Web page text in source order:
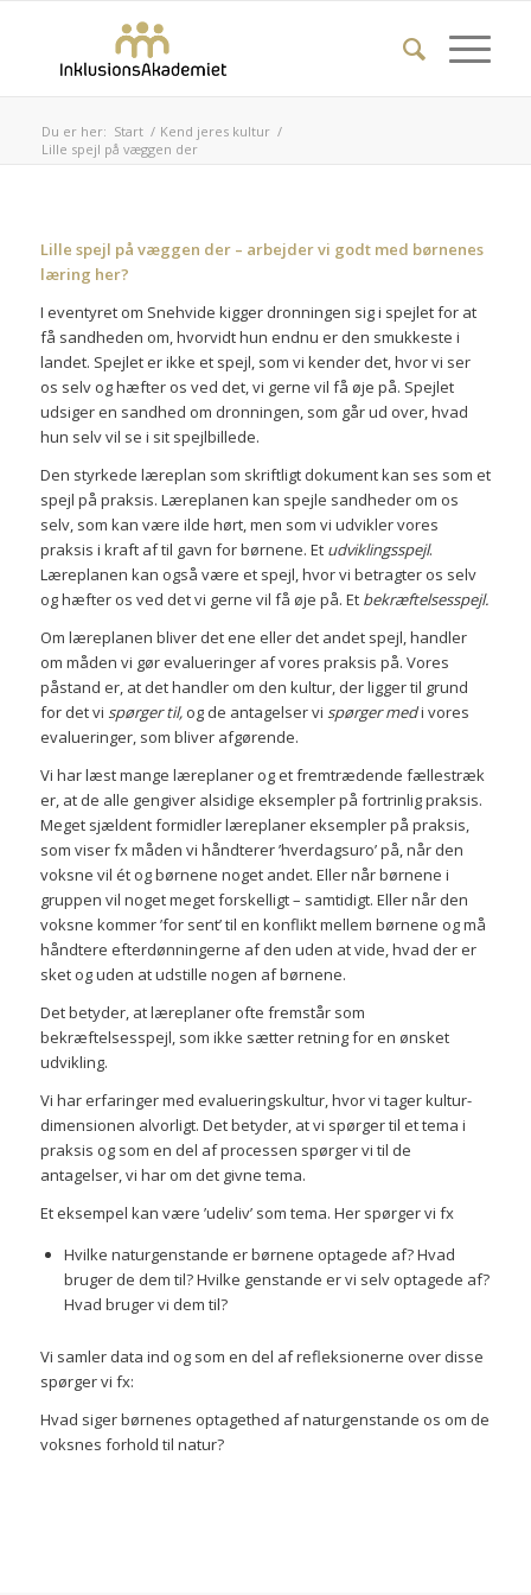
Du er her: Start / Kend jeres kultur /
Lille spejl på væggen der
Lille spejl på væggen der – arbejder vi godt med børnenes
læring her?
I eventyret om Snehvide kigger dronningen sig i spejlet for at
få sandheden om, hvorvidt hun endnu er den smukkeste i
landet. Spejlet er ikke et spejl, som vi kender det, hvor vi ser
os selv og hæfter os ved det, vi gerne vil få øje på. Spejlet
udsiger en sandhed om dronningen, som går ud over, hvad
hun selv vil se i sit spejlbillede.
Den styrkede læreplan som skriftligt dokument kan ses som et
spejl på praksis. Læreplanen kan spejle sandheder om os
selv, som kan være ilde hørt, men som vi udvikler vores
praksis i kraft af til gavn for børnene. Et udviklingsspejl.
Læreplanen kan også være et spejl, hvor vi betragter os selv
og hæfter os ved det vi gerne vil få øje på. Et bekræftelsesspejl.
Om læreplanen bliver det ene eller det andet spejl, handler
om måden vi gør evalueringer af vores praksis på. Vores
påstand er, at det handler om den kultur, der ligger til grund
for det vi spørger til,og de antagelser vi spørger medi vores
evalueringer, som bliver afgørende.
Vi har læst mange læreplaner og et fremtrædende fællestræk
er, at de alle gengiver alsidige eksempler på fortrinlig praksis.
Meget sjældent formidler læreplaner eksempler på praksis,
som viser fx måden vi håndterer ’hverdagsuro’ på, når den
voksne vil ét og børnene noget andet. Eller når børnene i
gruppen vil noget meget forskelligt – samtidigt. Eller når den
voksne kommer ’for sent’ til en konflikt mellem børnene og må
håndtere efterdønningerne af den uden at vide, hvad der er
sket og uden at udstille nogen af børnene.
Det betyder, at læreplaner ofte fremstår som
bekræftelsesspejl, som ikke sætter retning for en ønsket
udvikling.
Vi har erfaringer med evalueringskultur, hvor vi tager kultur-
dimensionen alvorligt. Det betyder, at vi spørger til et tema i
praksis og som en del af processen spørger vi til de
antagelser, vi har om det givne tema.
Et eksempel kan være ’udeliv’ som tema. Her spørger vi fx
Hvilke naturgenstande er børnene optagede af? Hvad
bruger de dem til? Hvilke genstande er vi selv optagede af?
Hvad bruger vi dem til?
Vi samler data ind og som en del af refleksionerne over disse
spørger vi fx:
Hvad siger børnenes optagethed af naturgenstande os om de
voksnes forhold til natur?